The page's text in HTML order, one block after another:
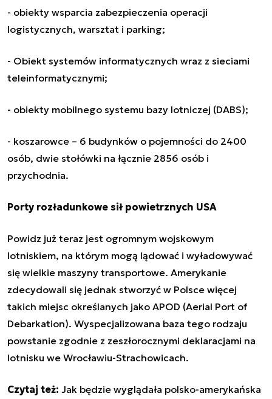
- obiekty wsparcia zabezpieczenia operacji
logistycznych, warsztat i parking;
- Obiekt systemów informatycznych wraz z sieciami
teleinformatycznymi;
- obiekty mobilnego systemu bazy lotniczej (DABS);
- koszarowce – 6 budynków o pojemności do 2400
osób, dwie stołówki na łącznie 2856 osób i
przychodnia.
Porty rozładunkowe sił powietrznych USA
Powidz już teraz jest ogromnym wojskowym
lotniskiem, na którym mogą lądować i wyładowywać
się wielkie maszyny transportowe. Amerykanie
zdecydowali się jednak stworzyć w Polsce więcej
takich miejsc określanych jako APOD (Aerial Port of
Debarkation). Wyspecjalizowana baza tego rodzaju
powstanie zgodnie z zeszłorocznymi deklaracjami na
lotnisku we Wrocławiu-Strachowicach.
Czytaj też: Jak będzie wyglądała polsko-amerykańska